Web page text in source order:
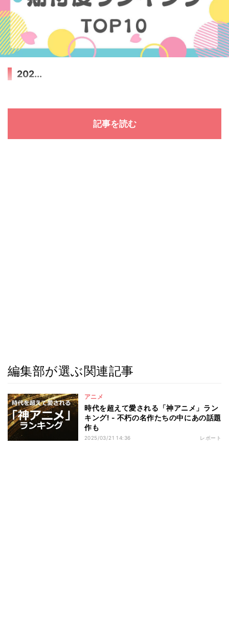
202...
記事を読む
編集部が選ぶ関連記事
アニメ
時代を超えて愛される「神アニメ」ラン
キング! - 不朽の名作たちの中にあの話題
作も
2025/03/21 14:36 レポート